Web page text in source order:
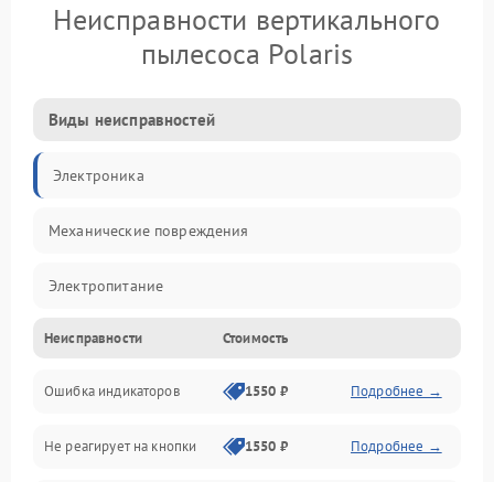
Неисправности вертикального
пылесоса Polaris
Виды неисправностей
Электроника
Механические повреждения
Электропитание
Механика
Аккумулятор
Работа системы
Неисправности Стоимость
Ошибка индикаторов 1550 ₽ Подробнее →
Не реагирует на кнопки 1550 ₽ Подробнее →